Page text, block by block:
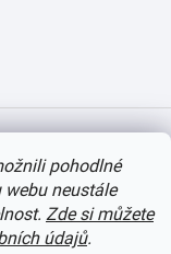
pohodlné
neustále
Zde si můžete
údajů.
Upravit nastavení cookies